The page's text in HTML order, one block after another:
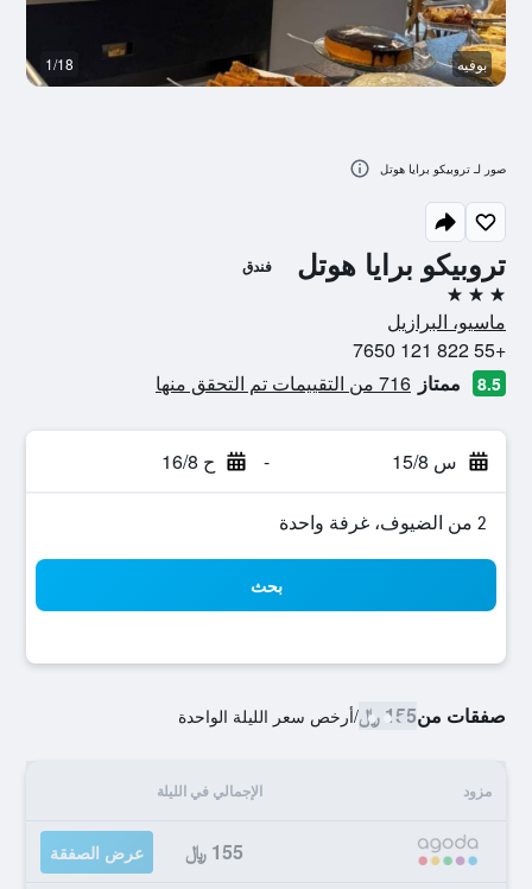
تروبيكو برايا هوتل فندق
3 نجوم
ماسيو، البرازيل
+55 822 121 7650
8.5 ممتاز 716 من التقييمات تم التحقق منها
س 15/8 - ح 16/8
2 من الضيوف، غرفة واحدة
بحث
صفقات من155 ﷼ /أرخص سعر الليلة الواحدة
مزود الإجمالي في الليلة
155 ﷼ عرض الصفقة
بوفيه 1/18
صور لـ تروبيكو برايا هوتل